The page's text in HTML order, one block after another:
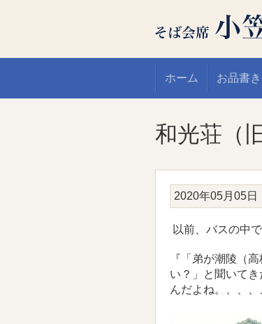
ホーム お品書き
和光荘（
2020年05月05日
以前、バスの中で
『「弟が潮陵（
い？」と聞いて
んだよね。、、、